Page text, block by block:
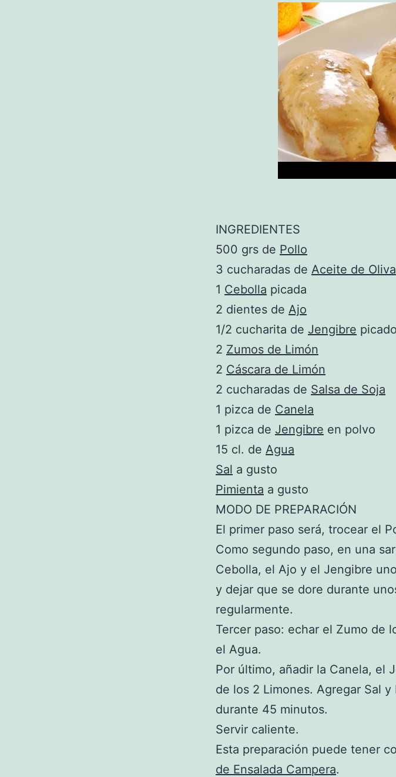
INGREDIENTES
500 grs de Pollo
3 cucharadas de Aceite de Oliva
1 Cebolla picada
2 dientes de Ajo
1/2 cucharita de Jengibre picado
2 Zumos de Limón
2 Cáscara de Limón
2 cucharadas de Salsa de Soja
1 pizca de Canela
1 pizca de Jengibre en polvo
15 cl. de Agua
Sal a gusto
Pimienta a gusto
MODO DE PREPARACIÓN
El primer paso será, trocear el
Como segundo paso, en una
Cebolla, el Ajo y el Jengibre
y dejar que se dore durante
regularmente.
Tercer paso: echar el Zumo de
el Agua.
Por último, añadir la Canela, el
de los 2 Limones. Agregar Sal
durante 45 minutos.
Servir caliente.
Esta preparación puede tener
de Ensalada Campera.